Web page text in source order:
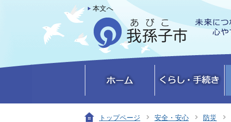
本文へ
トップページ 安全・安心 防災